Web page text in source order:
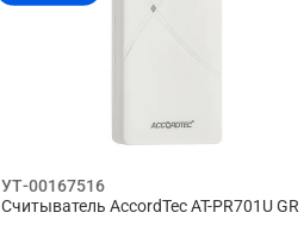
УТ-00167516
Считыватель AccordTec AT-PR701U GR